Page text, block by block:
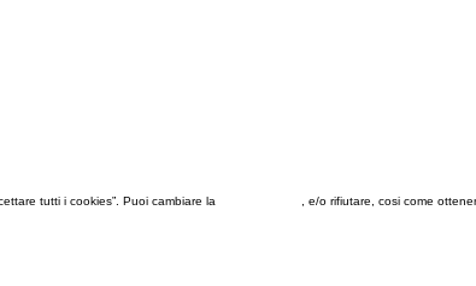
tutti i cookies”. Puoi cambiare la
, e/o rifiutare, cosi come